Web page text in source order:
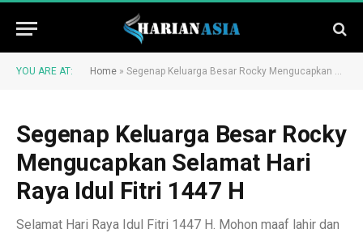
YOU ARE AT: Home » Segenap Keluarga Besar Rocky Mengucapkan Selamat Hari Raya Idul Fitri 1447 H
Segenap Keluarga Besar Rocky
Mengucapkan Selamat Hari
Raya Idul Fitri 1447 H
Selamat Hari Raya Idul Fitri 1447 H. Mohon maaf lahir dan